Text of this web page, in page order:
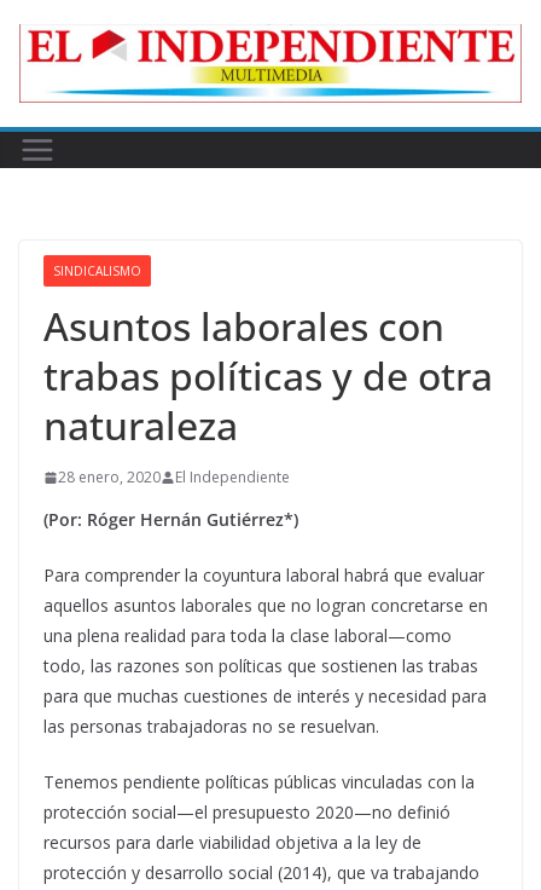
SINDICALISMO
Asuntos laborales con
trabas políticas y de otra
naturaleza
28 enero, 2020 El Independiente
(Por: Róger Hernán Gutiérrez*)
Para comprender la coyuntura laboral habrá que evaluar
aquellos asuntos laborales que no logran concretarse en
una plena realidad para toda la clase laboral—como
todo, las razones son políticas que sostienen las trabas
para que muchas cuestiones de interés y necesidad para
las personas trabajadoras no se resuelvan.
Tenemos pendiente políticas públicas vinculadas con la
protección social—el presupuesto 2020—no definió
recursos para darle viabilidad objetiva a la ley de
protección y desarrollo social (2014), que va trabajando